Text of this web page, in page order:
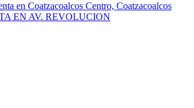
en Coatzacoalcos Centro, Coatzacoalcos
EN AV. REVOLUCION